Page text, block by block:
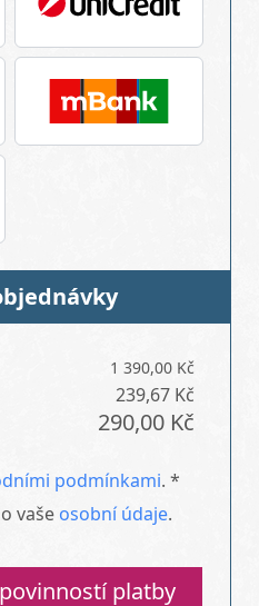
1 390,00 Kč
239,67 Kč
290,00 Kč
podmínkami. *
vaše osobní údaje.
platby